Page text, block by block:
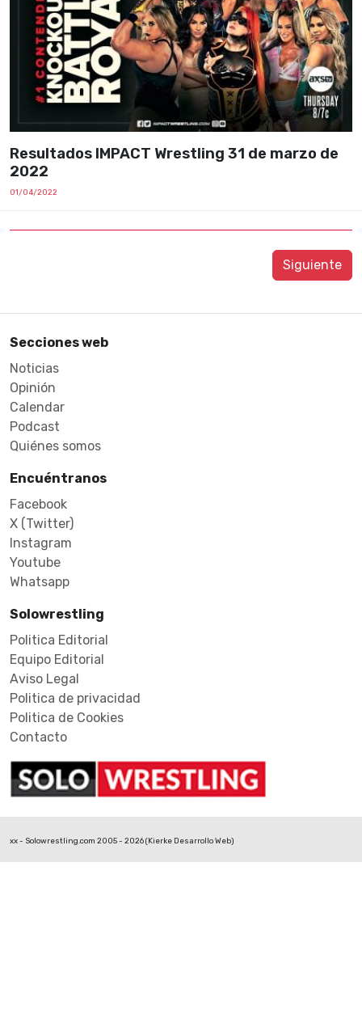
Resultados IMPACT Wrestling 31 de marzo de
2022
01/04/2022
Siguiente
Secciones web
Noticias
Opinión
Calendar
Podcast
Quiénes somos
Encuéntranos
Facebook
X (Twitter)
Instagram
Youtube
Whatsapp
Solowrestling
Politica Editorial
Equipo Editorial
Aviso Legal
Politica de privacidad
Politica de Cookies
Contacto
xx - Solowrestling.com 2005 - 2026 (Kierke Desarrollo Web)